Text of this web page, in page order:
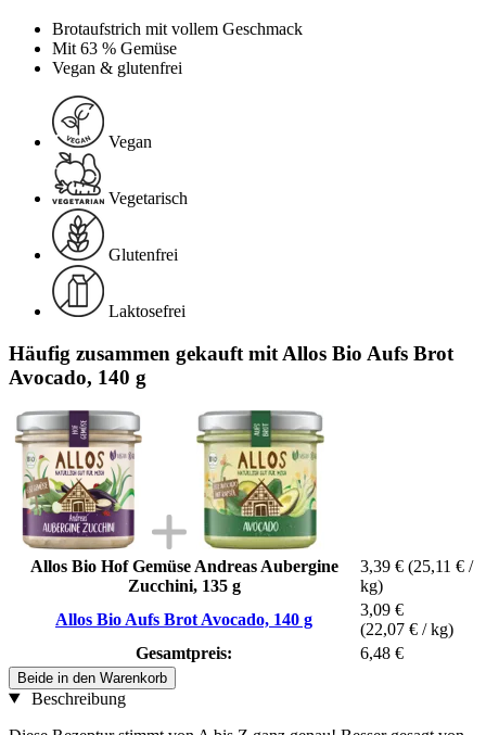
Brotaufstrich mit vollem Geschmack
Mit 63 % Gemüse
Vegan & glutenfrei
Vegan
Vegetarisch
Glutenfrei
Laktosefrei
Häufig zusammen gekauft mit Allos Bio Aufs Brot
Avocado, 140 g
Allos Bio Hof Gemüse Andreas Aubergine
Zucchini, 135 g
3,39 € (25,11 € /
kg)
Allos Bio Aufs Brot Avocado, 140 g
3,09 €
(22,07 € / kg)
Gesamtpreis:
6,48 €
Beide in den Warenkorb
Beschreibung